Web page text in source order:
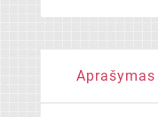
Aprašymas